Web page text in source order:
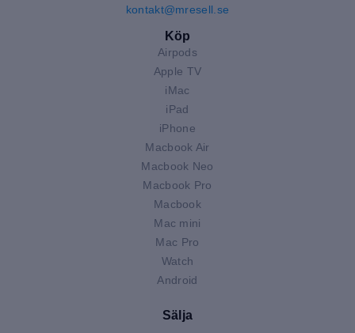
kontakt@mresell.se
Köp
Airpods
Apple TV
iMac
iPad
iPhone
Macbook Air
Macbook Neo
Macbook Pro
Macbook
Mac mini
Mac Pro
Watch
Android
Sälja